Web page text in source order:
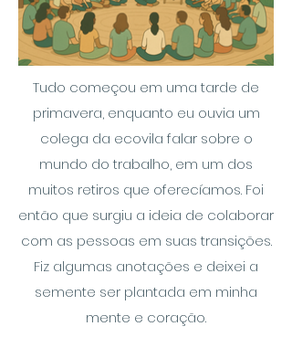
Tudo começou em uma tarde de
primavera, enquanto eu ouvia um
colega da ecovila falar sobre o
mundo do trabalho, em um dos
muitos retiros que oferecíamos. Foi
então que surgiu a ideia de colaborar
com as pessoas em suas transições.
Fiz algumas anotações e deixei a
semente ser plantada em minha
mente e coração.